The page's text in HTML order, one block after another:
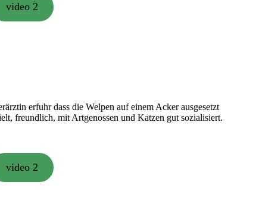
video 2
erfuhr dass die Welpen auf einem Acker ausgesetzt
freundlich, mit Artgenossen und Katzen gut sozialisiert.
video 2